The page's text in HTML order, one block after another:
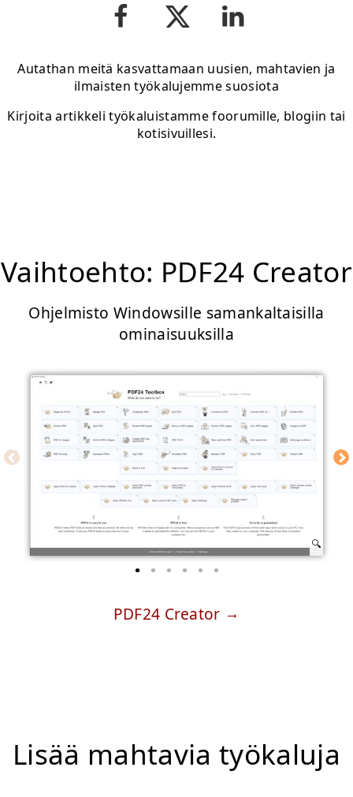
Autathan meitä kasvattamaan uusien, mahtavien ja
ilmaisten työkalujemme suosiota
Kirjoita artikkeli työkaluistamme foorumille, blogiin tai
kotisivuillesi.
Vaihtoehto: PDF24 Creator
Ohjelmisto Windowsille samankaltaisilla
ominaisuuksilla
PDF24 Creator
Lisää mahtavia työkaluja